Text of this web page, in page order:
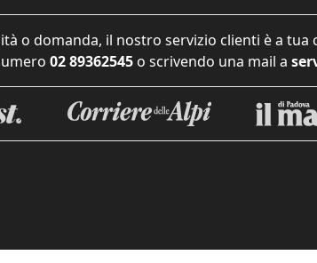
o domanda, il nostro servizio clienti è a tua
02 89362545 o scrivendo una mail a